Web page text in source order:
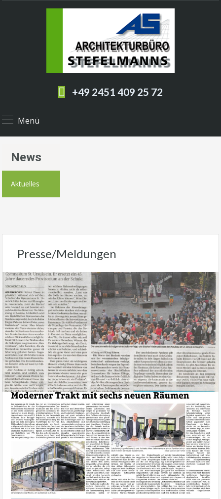
+49 2451 409 25 72
Menü
News
Aktuelles
Presse/Meldungen